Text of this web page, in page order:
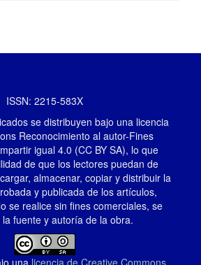
ISSN: 2215-583X
se distribuyen bajo una licencia
Reconocimiento al autor-Fines
igual 4.0 (CC BY SA), lo que
de que los lectores puedan de
almacenar, copiar y distribuir la
y publicada de los artículos,
se realice sin fines comerciales, se
la fuente y autoría de la obra.